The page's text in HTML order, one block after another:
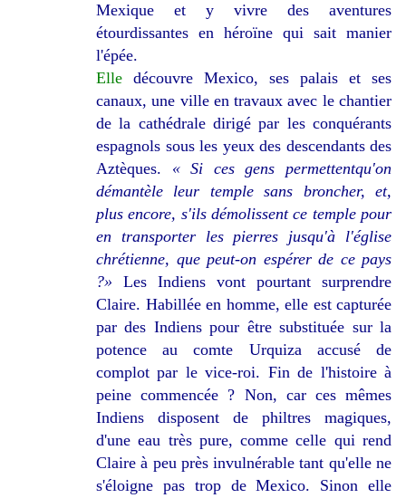
Mexique et y vivre des aventures
étourdissantes en héroïne qui sait manier
l'épée.
Elle découvre Mexico, ses palais et ses
canaux, une ville en travaux avec le chantier
de la cathédrale dirigé par les conquérants
espagnols sous les yeux des descendants des
Aztèques. « Si ces gens permettentqu'on
démantèle leur temple sans broncher, et,
plus encore, s'ils démolissent ce temple pour
en transporter les pierres jusqu'à l'église
chrétienne, que peut-on espérer de ce pays
?» Les Indiens vont pourtant surprendre
Claire. Habillée en homme, elle est capturée
par des Indiens pour être substituée sur la
potence au comte Urquiza accusé de
complot par le vice-roi. Fin de l'histoire à
peine commencée ? Non, car ces mêmes
Indiens disposent de philtres magiques,
d'une eau très pure, comme celle qui rend
Claire à peu près invulnérable tant qu'elle ne
s'éloigne pas trop de Mexico. Sinon elle